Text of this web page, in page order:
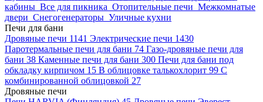
кабины Все для пикника Отопительные печи Межкомнатые
двери Снегогенераторы Уличные кухни
Печи для бани
Дровяные печи 1141 Электрические печи 1430
Паротермальные печи для бани 74 Газо-дровяные печи для
бани 38 Каменные печи для бани 300 Печи для бани под
обкладку кирпичом 15 В облицовке талькохлорит 99 С
комбинированной облицовкой 27
Дровяные печи